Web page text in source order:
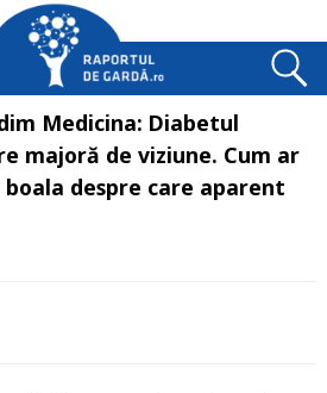
Medicina: Diabetul
majoră de viziune. Cum ar
despre care aparent